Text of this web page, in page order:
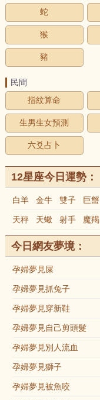
蛇
猴
豬
民間
指紋算命
生男生女預測
六爻占卜
12星座今日運勢：
白羊 金牛 雙子 巨蟹
天秤 天蠍 射手 魔羯
今日網友夢境：
孕婦夢見屎
孕婦夢見抓兔子
孕婦夢見穿新鞋
孕婦夢見自己剪頭髮
孕婦夢見別人流血
孕婦夢見獅子
孕婦夢見被魚咬